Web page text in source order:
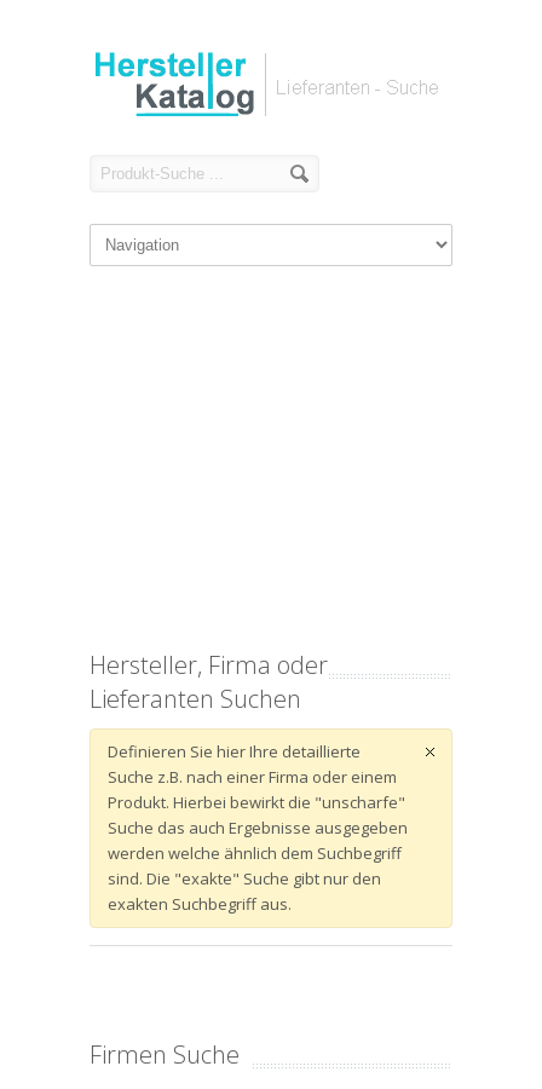
Hersteller, Firma oder
Lieferanten Suchen
Definieren Sie hier Ihre detaillierte
Suche z.B. nach einer Firma oder einem
Produkt. Hierbei bewirkt die "unscharfe"
Suche das auch Ergebnisse ausgegeben
werden welche ähnlich dem Suchbegriff
sind. Die "exakte" Suche gibt nur den
exakten Suchbegriff aus.
Firmen Suche